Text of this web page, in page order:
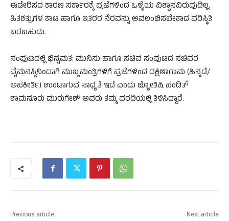
ಈಡೇರಿಸದ ಕಾರಣ ಸರ್ಕಾರಕ್ಕೆ ಪ್ರಜೆಗಳಿಂದ ಒಳ್ಳೆಯ ವಿಶ್ವಾಸವಿರುವುದಿಲ್ಲ.
ಹಿತಶತ್ರುಗಳ ಕಾಟ ಹಾಗೂ ಇತರರ ನೆರವನ್ನು ಅವಲಂಬಿಸಬೇಕಾದ ಪರಿಸ್ಥಿತಿ
ಬರಬಹುದು.
​ಸಂಪುಟದಲ್ಲಿ ಭಿನ್ನಮತ: ಮುನಿಸು ಹಾಗೂ ಸಚಿವ ಸಂಪುಟದ ಸಚಿವರ
ವೈಮನಸ್ಸಿನಿಂದಾಗಿ ಮುಖ್ಯಮಂತ್ರಿಗಳಿಗೆ ಪ್ರಜೆಗಳಿಂದ ದಕ್ಷಿಣಾಗಾಮ (ಹಿನ್ನಡೆ/
ಅಪಕೀರ್ತಿ) ಉಂಟಾಗುವ ಸಾಧ್ಯತೆ ಇದೆ ಎಂದು ಜ್ಯೋತಿಷಿ ಪಂಡಿತ್
ಶಾಮನೂರು ಮುರುಗೇಶ್ ಅವರು ತಮ್ಮ ವರದಿಯಲ್ಲಿ ತಿಳಿಸಿದ್ದಾರೆ.
Previous article Next article